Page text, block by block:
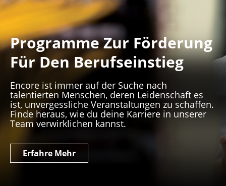
Programme Zur Förderung
Für Den Berufseinstieg
Encore ist immer auf der Suche nach
talentierten Menschen, deren Leidenschaft es
ist, unvergessliche Veranstaltungen zu schaffen.
Finde heraus, wie du deine Karriere in unserer
Team verwirklichen kannst.
Erfahre Mehr